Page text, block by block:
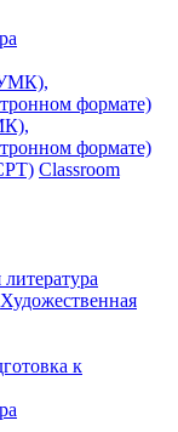
формате)
Classroom
Художественная
к